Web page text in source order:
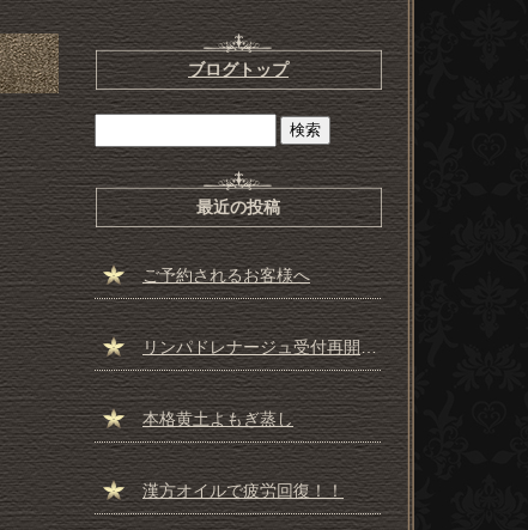
ブログトップ
最近の投稿
ご予約されるお客様へ
リンパドレナージュ受付再開しました☆彡
本格黄土よもぎ蒸し
漢方オイルで疲労回復！！